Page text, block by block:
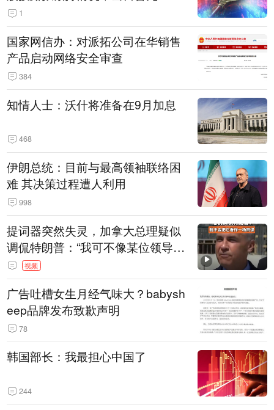
公司披露拟增持情况（表）
1
国家网信办：对派拓公司在华销售
产品启动网络安全审查
384
知情人士：沃什将准备在9月加息
468
伊朗总统：目前与最高领袖联络困
难 其决策过程遭人利用
998
提词器突然失灵，加拿大总理疑似
调侃特朗普：“我可不像某位领导
人，把这当成一场阴谋”，全场哄笑
视频
广告吐槽女生月经气味大？babysh
eep品牌发布致歉声明
78
韩国部长：我最担心中国了
244